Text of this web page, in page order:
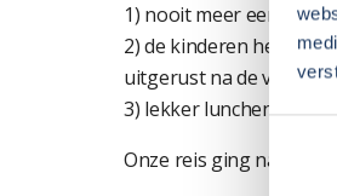
1) nooit meer een
2) de kinderen hebben
uitgerust na de
3) lekker lunchen
Onze reis ging naar de